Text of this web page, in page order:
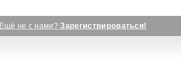
Ещё не с нами?Зарегистрироваться!